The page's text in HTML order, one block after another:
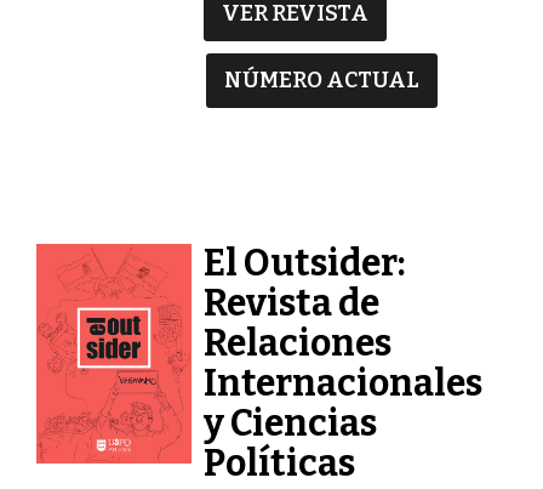
VER REVISTA
NÚMERO ACTUAL
El Outsider:
Revista de
Relaciones
Internacionales
y Ciencias
Políticas